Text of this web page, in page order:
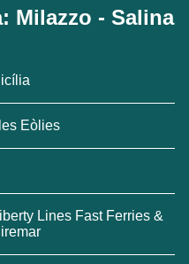
Milazzo - Salina
Eòlies
Lines Fast Ferries &